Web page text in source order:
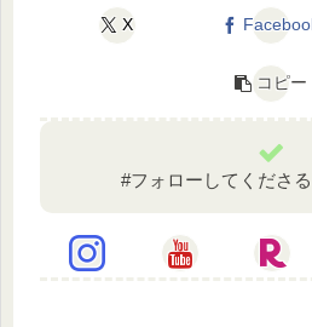
X
コピー
#フォローしてくださ